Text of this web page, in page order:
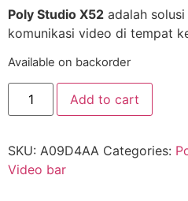
Poly Studio X52 adalah
komunikasi video di tempat
Available on backorder
Add to cart
SKU: A09D4AA Categories:
Video bar